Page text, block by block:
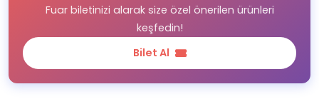
Fuar biletinizi alarak size özel önerilen ürünleri
keşfedin!
Bilet Al